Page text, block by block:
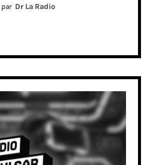
par Dr La Radio